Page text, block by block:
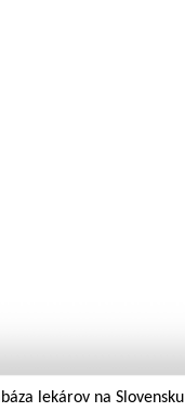
lekárov na Slovensku